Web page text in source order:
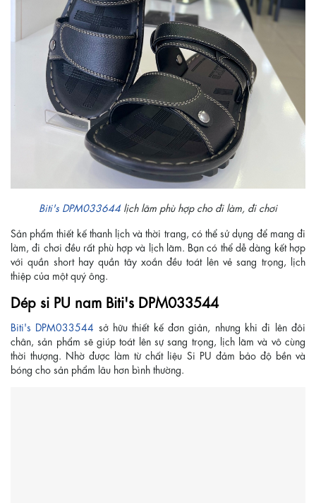
Biti's DPM033644lịch lãm phù hợp cho đi làm, đi chơi
Sản phẩm thiết kế thanh lịch và thời trang, có thể sử dụng để mang đi
làm, đi chơi đều rất phù hợp và lịch lãm. Bạn có thể dễ dàng kết hợp
với quần short hay quần tây xoắn đều toát lên vẻ sang trọng, lịch
thiệp của một quý ông.
Dép si PU nam Biti's DPM033544
Biti's DPM033544 sở hữu thiết kế đơn giản, nhưng khi đi lên đôi
chân, sản phẩm sẽ giúp toát lên sự sang trọng, lịch lãm và vô cùng
thời thượng. Nhờ được làm từ chất liệu Si PU đảm bảo độ bền và
bóng cho sản phẩm lâu hơn bình thường.